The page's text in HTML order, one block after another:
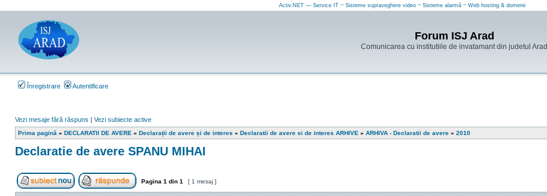
Activ.NET — Service IT ~ Sisteme supraveghere video ~ Sisteme alarmă ~ Web hosting & domenii
Forum ISJ Arad
Comunicarea cu institutiile de invatamant din judetul Arad
Înregistrare Autentificare
Vezi mesaje fără răspuns | Vezi subiecte active
Prima pagină » DECLARATII DE AVERE » Declarații de avere și de interes » Declaratii de avere si de interes ARHIVE » ARHIVA - Declaratii de avere » 2010
Declaratie de avere SPANU MIHAI
Scrie un subiect nou Răspunde la subiect
Pagina 1 din 1 [ 1 mesaj ]